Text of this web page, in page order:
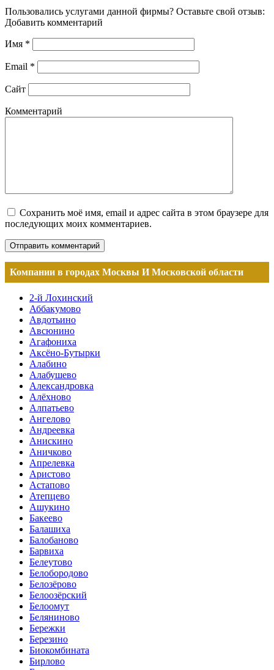
Пользовались услугами данной фирмы? Оставьте свой отзыв:
Добавить комментарий
Имя *
Email *
Сайт
Комментарий
Сохранить моё имя, email и адрес сайта в этом браузере для
последующих моих комментариев.
Компании в городах Москвы И Московской области
2-й Лохинский
Аббакумово
Авдотьино
Авсюнино
Агафониха
Аксёно-Бутырки
Алабино
Алабушево
Александровка
Алёхново
Алпатьево
Ангелово
Андреевка
Анискино
Аничково
Апрелевка
Аристово
Астапово
Атепцево
Ашукино
Бакеево
Балашиха
Балобаново
Барвиха
Белеутово
Белобородово
Белозёрово
Белоозёрский
Белоомут
Беляниново
Бережки
Березино
Биокомбината
Бирлово